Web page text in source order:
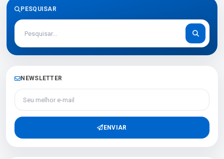
PESQUISAR
NEWSLETTER
Seu melhor e-mail
ENVIAR